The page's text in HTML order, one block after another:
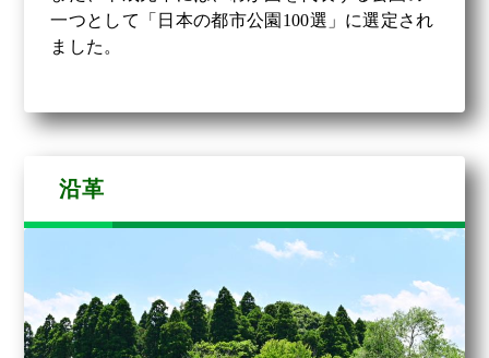
一つとして「日本の都市公園100選」に選定され
ました。
沿革